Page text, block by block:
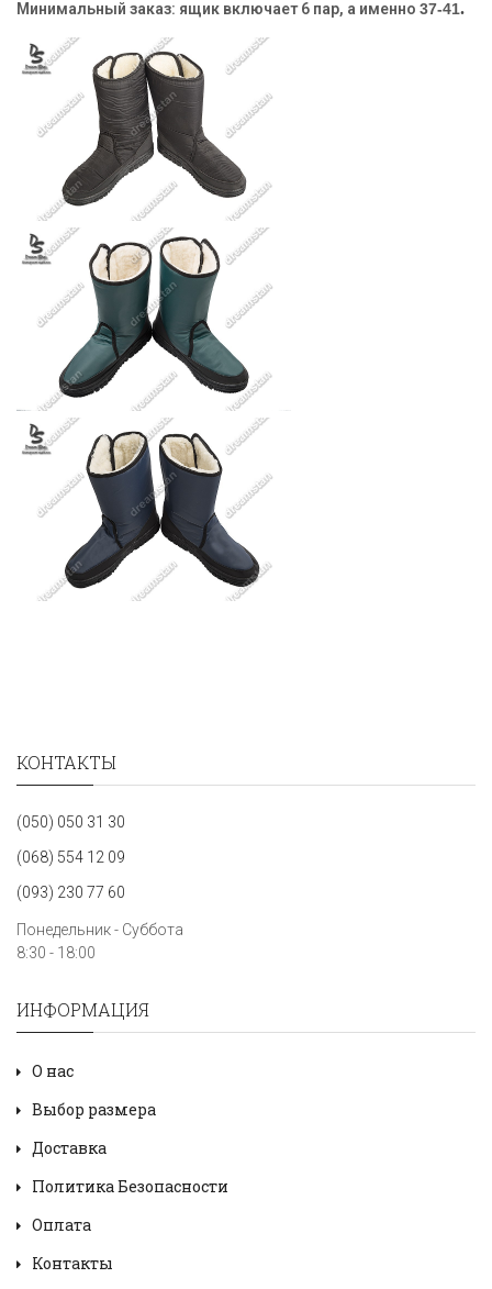
Минимальный заказ: ящик включает 6 пар, а именно 37-41.
КОНТАКТЫ
(050) 050 31 30
(068) 554 12 09
(093) 230 77 60
Понедельник - Суббота
8:30 - 18:00
ИНФОРМАЦИЯ
О нас
Выбор размера
Доставка
Политика Безопасности
Оплата
Контакты